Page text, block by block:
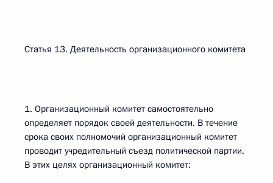
Статья 13. Деятельность организационного комитета
1. Организационный комитет самостоятельно
определяет порядок своей деятельности. В течение
срока своих полномочий организационный комитет
проводит учредительный съезд политической партии.
В этих целях организационный комитет: